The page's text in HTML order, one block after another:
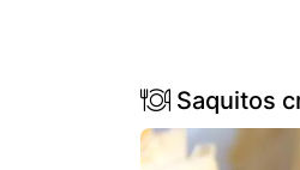
Saquitos